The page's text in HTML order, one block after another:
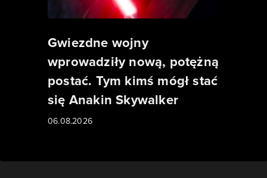
Gwiezdne wojny
wprowadziły nową, potężną
postać. Tym kimś mógł stać
się Anakin Skywalker
06.08.2026